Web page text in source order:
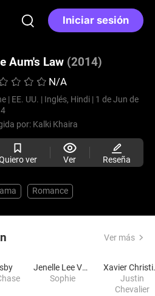
Iniciar sesión
Aum's Law (2014)
N/A
| EE. UU. | Inglés, Hindi | 1 de Jun de
por: Kalki Khaira
ver Ver Reseña
Romance
Ver más
Jenelle Lee Vela
Sophie
Justin
Chevalier